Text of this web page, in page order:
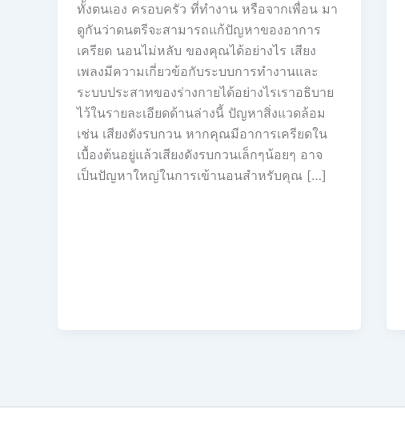
ทั้งตนเอง ครอบครัว ที่ทำงาน หรือจากเพื่อน มา
ดูกันว่าดนตรีจะสามารถแก้ปัญหาของอาการ
เครียด นอนไม่หลับ ของคุณได้อย่างไร เสียง
เพลงมีความเกี่ยวข้อกับระบบการทำงานและ
ระบบประสาทของร่างกายได้อย่างไรเราอธิบาย
ไว้ในรายละเอียดด้านล่างนี้ ปัญหาสิ่งแวดล้อม
เช่น เสียงดังรบกวน หากคุณมีอาการเครียดใน
เบื้องต้นอยู่แล้วเสียงดังรบกวนเล็กๆน้อยๆ อาจ
เป็นปัญหาใหญ่ในการเข้านอนสำหรับคุณ […]